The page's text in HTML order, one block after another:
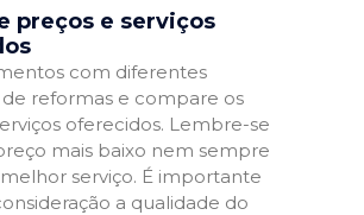
preços e serviços
com diferentes
reformas e compare os
oferecidos. Lembre-se
mais baixo nem sempre
serviço. É importante
a qualidade do